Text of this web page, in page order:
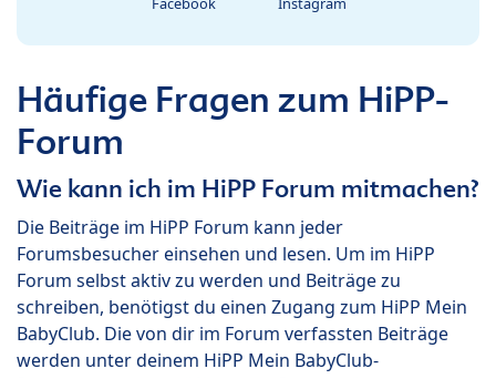
Häufige Fragen zum HiPP-
Forum
Wie kann ich im HiPP Forum mitmachen?
Die Beiträge im HiPP Forum kann jeder
Forumsbesucher einsehen und lesen. Um im HiPP
Forum selbst aktiv zu werden und Beiträge zu
schreiben, benötigst du einen Zugang zum HiPP Mein
BabyClub. Die von dir im Forum verfassten Beiträge
werden unter deinem HiPP Mein BabyClub-